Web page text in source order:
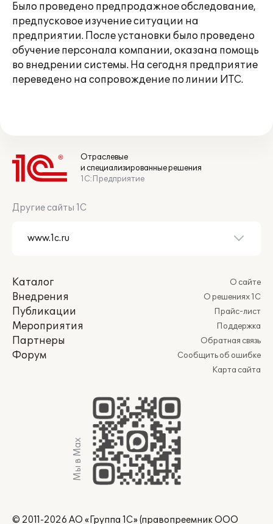
Было проведено предпродажное обследование,
предпусковое изучение ситуации на
предприятии. После установки было проведено
обучение персонала компании, оказана помощь
во внедрении системы. На сегодня предприятие
переведено на сопровождение по линии ИТС.
Отраслевые
и специализированные решения
1С:Предприятие
Другие сайты 1С
Каталог
Внедрения
Публикации
Мероприятия
Партнеры
Форум
О сайте
О решениях 1С
Прайс-лист
Поддержка
Обратная связь
Сообщить об ошибке
Карта сайта
Мы в Max
© 2011-2026 АО «Группа 1С» (правопреемник ООО